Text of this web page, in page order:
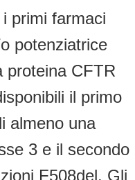
primi farmaci
potenziatrice
proteina CFTR
il primo
almeno una
3 e il secondo
F508del. Gli